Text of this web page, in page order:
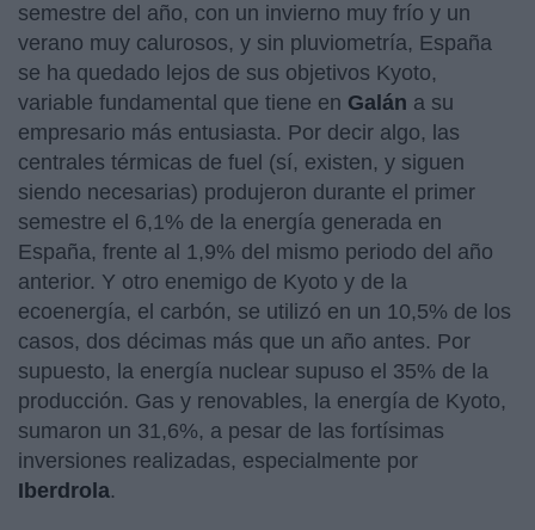
semestre del año, con un invierno muy frío y un
verano muy calurosos, y sin pluviometría, España
se ha quedado lejos de sus objetivos Kyoto,
variable fundamental que tiene en Galán a su
empresario más entusiasta. Por decir algo, las
centrales térmicas de fuel (sí, existen, y siguen
siendo necesarias) produjeron durante el primer
semestre el 6,1% de la energía generada en
España, frente al 1,9% del mismo periodo del año
anterior. Y otro enemigo de Kyoto y de la
ecoenergía, el carbón, se utilizó en un 10,5% de los
casos, dos décimas más que un año antes. Por
supuesto, la energía nuclear supuso el 35% de la
producción. Gas y renovables, la energía de Kyoto,
sumaron un 31,6%, a pesar de las fortísimas
inversiones realizadas, especialmente por
Iberdrola.